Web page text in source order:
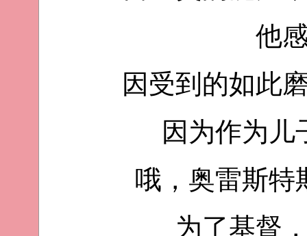
他
因受到的如此
因为作为儿
哦，奥雷斯特
为了基督